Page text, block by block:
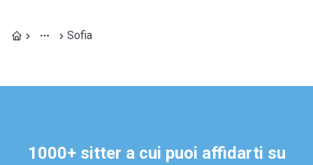
Sofia
1000+ sitter a cui puoi affidarti su